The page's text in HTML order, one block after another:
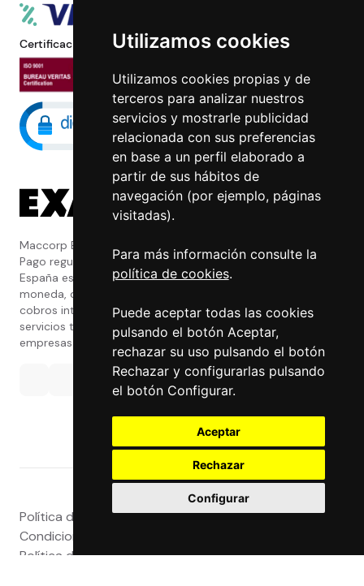
Utilizamos cookies
Utilizamos cookies propias y de
terceros para analizar nuestros
servicios y mostrarle publicidad
relacionada con sus preferencias
en base a un perfil elaborado a
partir de sus hábitos de
navegación (por ejemplo, páginas
visitadas).
Para más información consulte la
política de cookies.
Puede aceptar todas las cookies
pulsando el botón Aceptar,
rechazar su uso pulsando el botón
Rechazar y configurarlas pulsando
el botón Configurar.
Aceptar
Rechazar
Configurar
Certificaciones
Maccorp Exact Change es una Entidad de
Pago regulada y con licencia del Banco de
España especializada en cambio de
moneda, divisas, transferencias, pagos y
cobros internacionales que presta estos
servicios tanto a particulares como a
empresas.
Política de privacidad|Atención al Cliente|Aviso legal
Condiciones de uso web
Política de Cookies
| Política de Calidad
|